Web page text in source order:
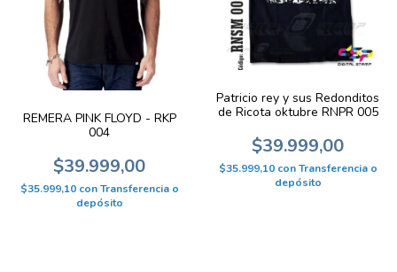
REMERA PINK FLOYD - RKP
004
$39.999,00
$35.999,10 con Transferencia o
depósito
Patricio rey y sus Redonditos
de Ricota oktubre RNPR 005
$39.999,00
$35.999,10 con Transferencia o
depósito